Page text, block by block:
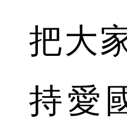
把大
持愛